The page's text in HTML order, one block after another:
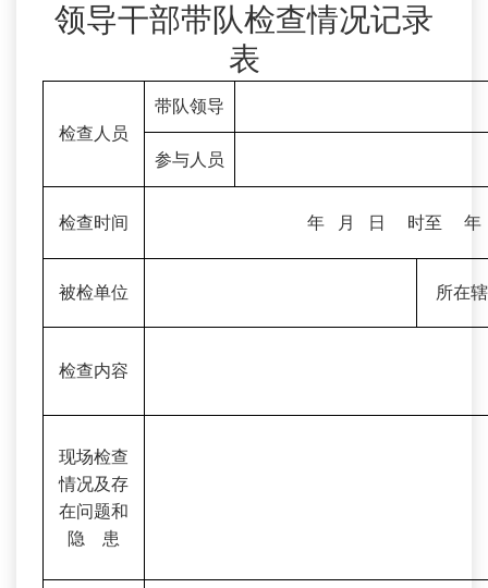
领导干部带队检查情况记录
表
检查人员
带队领导
参与 人员
检查时间 年 月 日 时至
被检单位 所在
检查内容
现场检查
情况及存
在问题和
隐 患